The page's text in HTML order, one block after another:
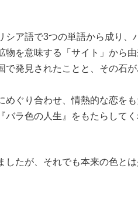
シア語で3つの単語から成り、
を意味する「サイト」から由
発見されたことと、その石
めぐり合わせ、情熱的な恋を
ラ色の人生』をもたらして
たが、それでも本来の色とは